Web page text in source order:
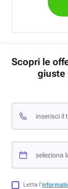
Scopri le
giuste
inserisci il
seleziona
Letta l'